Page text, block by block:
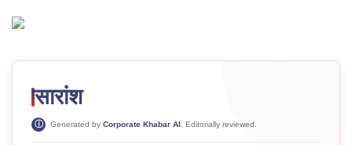
सारांश
Generated by Corporate Khabar AI . Editorially reviewed.